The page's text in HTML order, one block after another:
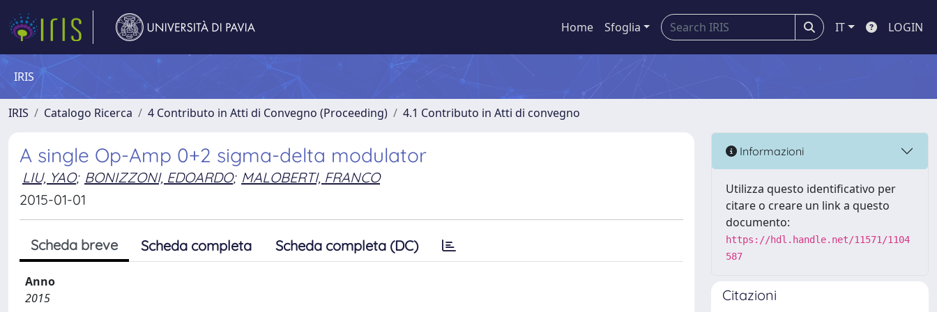
Home Sfoglia IT LOGIN
IRIS
IRIS Catalogo Ricerca 4 Contributo in Atti di Convegno (Proceeding) 4.1 Contributo in Atti di convegno
A single Op-Amp 0+2 sigma-delta modulator
LIU, YAO; BONIZZONI, EDOARDO; MALOBERTI, FRANCO
2015-01-01
Scheda breve Scheda completa Scheda completa (DC)
Anno
2015
Informazioni
Utilizza questo identificativo per
citare o creare un link a questo
documento:
https://hdl.handle.net/11571/1104
587
Citazioni